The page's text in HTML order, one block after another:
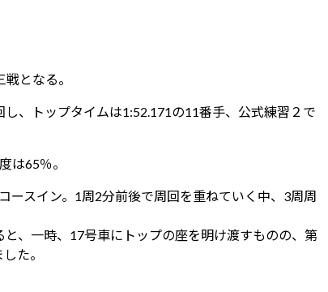
となる。
、トップタイムは1:52.171の11番手、公式練習２で
は65％。
スイン。1周2分前後で周回を重ねていく中、3周周
、一時、17号車にトップの座を明け渡すものの、第
た。